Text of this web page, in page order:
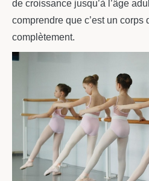
de croissance jusqu’à l’âge
comprendre que c’est un corps
complètement.